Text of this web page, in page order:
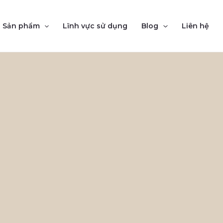
Sản phẩm Lĩnh vực sử dụng Blog Liên hệ